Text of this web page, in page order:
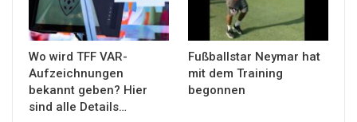
Wo wird TFF VAR-
Aufzeichnungen
bekannt geben? Hier
sind alle Details…
Fußballstar Neymar hat
mit dem Training
begonnen